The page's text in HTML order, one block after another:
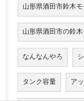
山形県酒田市鈴木
山形県酒田市の鈴
なんなんやろ
タンク容量 ア